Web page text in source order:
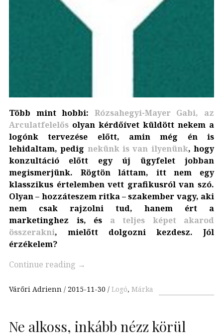
Több mint hobbi: Rózsahegyi-Mayer Gabi, az
Arculatfelelős olyan kérdőívet küldött nekem a
logónk tervezése előtt, amin még én is
lehidaltam, pedig nekünk is van ilyenünk, hogy
konzultáció előtt egy új ügyfelet jobban
megismerjünk. Rögtön láttam, itt nem egy
klasszikus értelemben vett grafikusról van szó.
Olyan – hozzáteszem ritka – szakember vagy, aki
nem csak rajzolni tud, hanem ért a
marketinghez is, és
a teljes képet akarod
összerakni, mielőtt dolgozni kezdesz. Jól
érzékelem?
Continue reading →
Várőri Adrienn 2015-11-30 Logó, Márka
Ne alkoss, inkább nézz körül